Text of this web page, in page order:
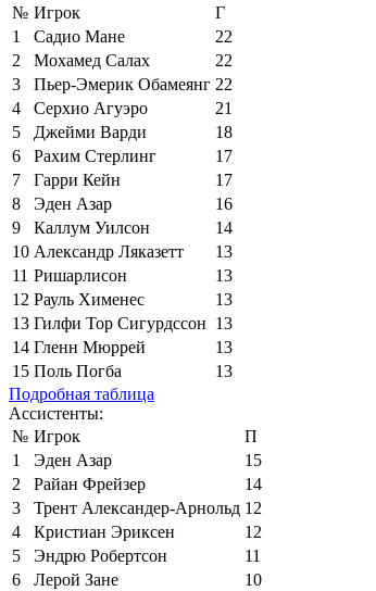
№ Игрок
Г
1
Садио Мане
22
2
Мохамед Салах
22
3
Пьер-Эмерик Обамеянг 22
4
Серхио Агуэро
21
5
Джейми Варди
18
6
Рахим Стерлинг
17
7
Гарри Кейн
17
8
Эден Азар
16
9
Каллум Уилсон
14
10 Александр Ляказетт
13
11 Ришарлисон
13
12 Рауль Хименес
13
13 Гилфи Тор Сигурдссон 13
14 Гленн Мюррей
13
15 Поль Погба
13
Подробная таблица
Ассистенты:
№ Игрок
П
1
Эден Азар
15
2
Райан Фрейзер
14
3
Трент Александер-Арнольд 12
4
Кристиан Эриксен
12
5
Эндрю Робертсон
11
6
Лерой Зане
10